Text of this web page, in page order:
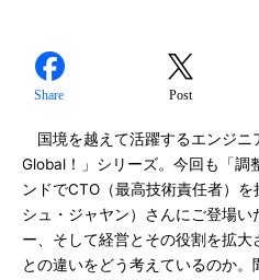
Share Post
国境を越えて活躍するエンジニ
Global！」シリーズ。今回も「調
ンドでCTO（最高技術責任者）
シュ・ジャヤン）さんにご登場
ー、そして経営とその役割を拡
との違いをどう考えているのか